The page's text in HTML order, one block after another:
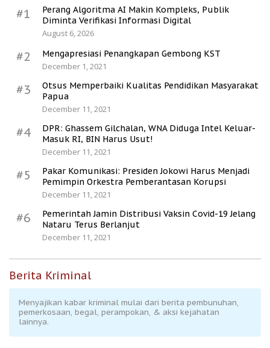
#1
Perang Algoritma AI Makin Kompleks, Publik
Diminta Verifikasi Informasi Digital
August 6, 2026
#2
Mengapresiasi Penangkapan Gembong KST
December 1, 2021
#3
Otsus Memperbaiki Kualitas Pendidikan Masyarakat
Papua
December 11, 2021
#4
DPR: Ghassem Gilchalan, WNA Diduga Intel Keluar-
Masuk RI, BIN Harus Usut!
December 11, 2021
#5
Pakar Komunikasi: Presiden Jokowi Harus Menjadi
Pemimpin Orkestra Pemberantasan Korupsi
December 11, 2021
#6
Pemerintah Jamin Distribusi Vaksin Covid-19 Jelang
Nataru Terus Berlanjut
December 11, 2021
Berita Kriminal
Menyajikan kabar kriminal mulai dari berita pembunuhan,
pemerkosaan, begal, perampokan, & aksi kejahatan
lainnya.